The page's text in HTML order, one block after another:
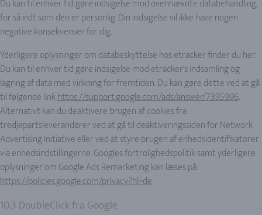
Du kan til enhver tid gøre indsigelse mod ovennævnte databehandling,
for så vidt som den er personlig. Din indsigelse vil ikke have nogen
negative konsekvenser for dig.
Yderligere oplysninger om databeskyttelse hos etracker finder du her.
Du kan til enhver tid gøre indsigelse mod etracker's indsamling og
lagring af data med virkning for fremtiden. Du kan gøre dette ved at gå
til følgende linkhttps://support.google.com/ads/answer/7395996.
Alternativt kan du deaktivere brugen af cookies fra
tredjepartsleverandører ved at gå til deaktiveringssiden for Network
Advertising Initiative eller ved at styre brugen af enhedsidentifikatorer
via enhedsindstillingerne. Googles fortrolighedspolitik samt yderligere
oplysninger om Google Ads Remarketing kan læses på:
https://policies.google.com/privacy?hl=de
10.3 DoubleClick fra Google